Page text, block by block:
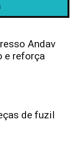
Andav
e reforça
de fuzil